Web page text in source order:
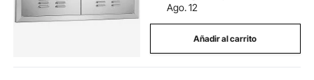
Ago. 12
Añadir al carrito